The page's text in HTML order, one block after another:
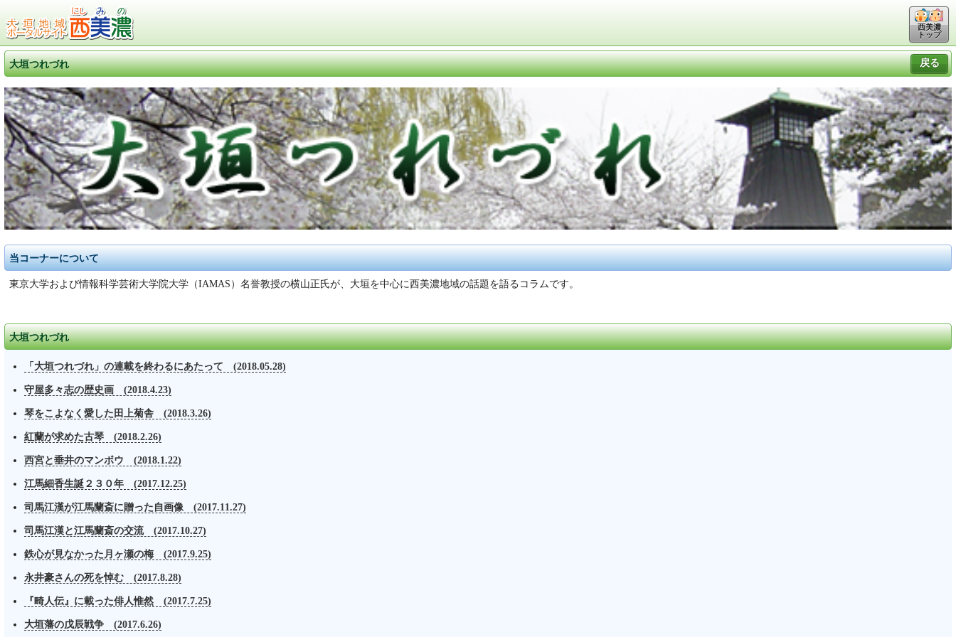
西美濃
トップ
大垣つれづれ 戻る
当コーナーについて
東京大学および情報科学芸術大学院大学（IAMAS）名誉教授の横山正氏が、大垣を中心に西美濃地域の話題を語るコラムです。
大垣つれづれ
「大垣つれづれ」の連載を終わるにあたって (2018.05.28)
守屋多々志の歴史画 (2018.4.23)
琴をこよなく愛した田上菊舎 (2018.3.26)
紅蘭が求めた古琴 (2018.2.26)
西宮と垂井のマンボウ (2018.1.22)
江馬細香生誕２３０年 (2017.12.25)
司馬江漢が江馬蘭斎に贈った自画像 (2017.11.27)
司馬江漢と江馬蘭斎の交流 (2017.10.27)
鉄心が見なかった月ヶ瀬の梅 (2017.9.25)
永井豪さんの死を悼む (2017.8.28)
『畸人伝』に載った俳人惟然 (2017.7.25)
大垣藩の戊辰戦争 (2017.6.26)